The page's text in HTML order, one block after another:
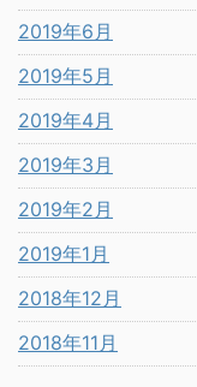
2019年6月
2019年5月
2019年4月
2019年3月
2019年2月
2019年1月
2018年12月
2018年11月